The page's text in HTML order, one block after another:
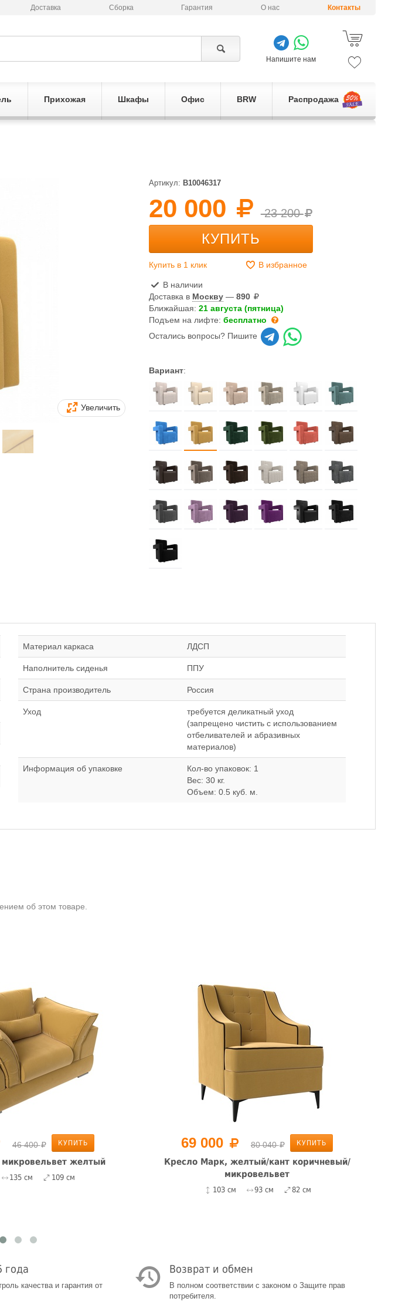
Доставка Сборка Гарантия О нас Контакты
Напишите нам
Прихожая Шкафы Офис BRW Распродажа
Увеличить
Артикул: B10046317
20 000 23 200
КУПИТЬ
Купить в 1 клик В избранное
В наличии
Доставка в Москву —890
Ближайшая:21 августа (пятница)
Подъем на лифте:бесплатно
Остались вопросы? Пишите
Вариант:
Материал каркаса ЛДСП
Наполнитель сиденья ППУ
Страна производитель Россия
Уход
требуется деликатный уход
(запрещено чистить с использованием
отбеливателей и абразивных
материалов)
Информация об упаковке
Кол-во упаковок: 1
Вес: 30 кг.
Объем: 0.5 куб. м.
об этом товаре.
46 400 КУПИТЬ
желтый
135 см 109 см
69 000 80 040 КУПИТЬ
Кресло Марк, желтый/кант коричневый/
микровельвет
103 см 93 см 82 см
года
качества и гарантия от
Возврат и обмен
В полном соответствии с законом о Защите прав
потребителя.